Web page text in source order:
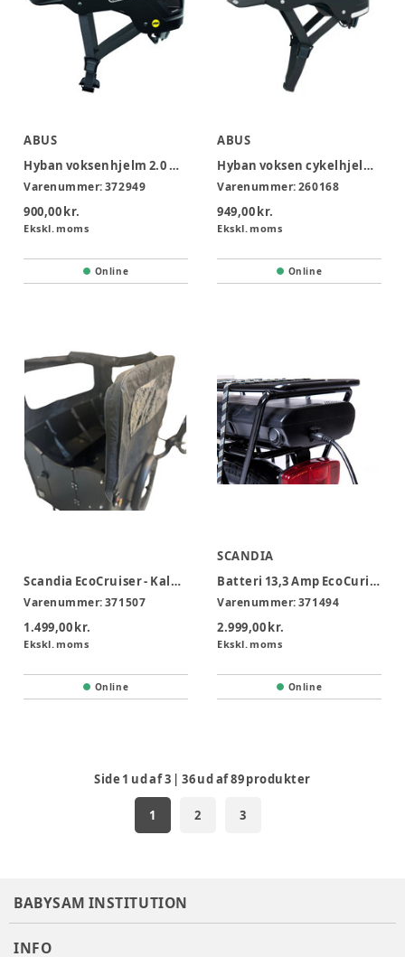
ABUS
Hyban voksenhjelm 2.0 MIPS, velvet black L 56-61 cm
Varenummer:372949
900,00 kr.
Ekskl. moms
Online
ABUS
Hyban voksen cykelhjelm sort str L - 56-61 cm
Varenummer:260168
949,00 kr.
Ekskl. moms
Online
Scandia EcoCruiser - Kaleche
Varenummer:371507
1.499,00 kr.
Ekskl. moms
Online
SCANDIA
Batteri 13,3 Amp EcoCuriser
Varenummer:371494
2.999,00 kr.
Ekskl. moms
Online
Side 1 ud af3 |36ud af89produkter
1 2 3
BABYSAM INSTITUTION
INFO